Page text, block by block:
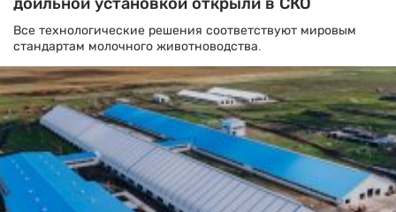
доильной установкой открыли в СКО
Все технологические решения соответствуют мировым
стандартам молочного животноводства.